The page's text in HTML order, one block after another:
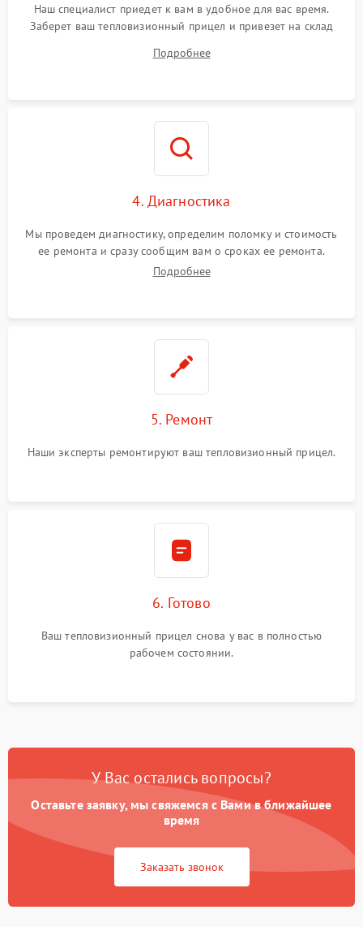
Наш специалист приедет к вам в удобное для вас время.
Заберет ваш тепловизионный прицел и привезет на склад
Подробнее
4. Диагностика
Мы проведем диагностику, определим поломку и стоимость
ее ремонта и сразу сообщим вам о сроках ее ремонта.
Подробнее
5. Ремонт
Наши эксперты ремонтируют ваш тепловизионный прицел.
6. Готово
Ваш тепловизионный прицел снова у вас в полностью
рабочем состоянии.
У Вас остались вопросы?
Оставьте заявку, мы свяжемся с Вами в ближайшее
время
Заказать звонок